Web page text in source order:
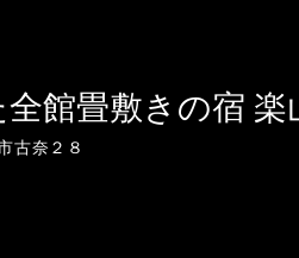
れた全館
古奈２８